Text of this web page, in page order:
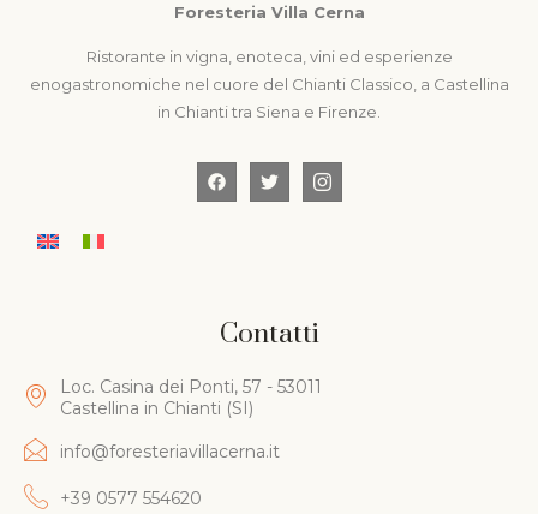
Foresteria Villa Cerna
Ristorante in vigna, enoteca, vini ed esperienze
enogastronomiche nel cuore del Chianti Classico, a Castellina
in Chianti tra Siena e Firenze.
Contatti
Loc. Casina dei Ponti, 57 - 53011
Castellina in Chianti (SI)
info@foresteriavillacerna.it
+39 0577 554620